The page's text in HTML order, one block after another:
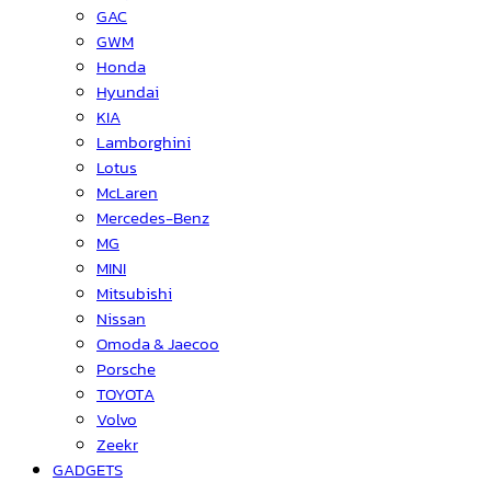
GAC
GWM
Honda
Hyundai
KIA
Lamborghini
Lotus
McLaren
Mercedes-Benz
MG
MINI
Mitsubishi
Nissan
Omoda & Jaecoo
Porsche
TOYOTA
Volvo
Zeekr
GADGETS